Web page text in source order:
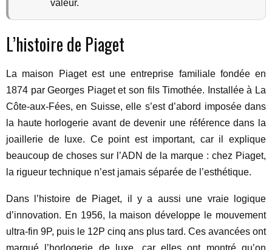
valeur.
L’histoire de Piaget
La maison Piaget est une entreprise familiale fondée en
1874 par Georges Piaget et son fils Timothée. Installée à La
Côte-aux-Fées, en Suisse, elle s’est d’abord imposée dans
la haute horlogerie avant de devenir une référence dans la
joaillerie de luxe. Ce point est important, car il explique
beaucoup de choses sur l’ADN de la marque : chez Piaget,
la rigueur technique n’est jamais séparée de l’esthétique.
Dans l’histoire de Piaget, il y a aussi une vraie logique
d’innovation. En 1956, la maison développe le mouvement
ultra-fin 9P, puis le 12P cinq ans plus tard. Ces avancées ont
marqué l’horlogerie de luxe, car elles ont montré qu’on